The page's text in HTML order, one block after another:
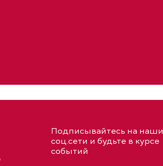
Подписывайтесь на наши
соц.сети и будьте в курсе
событий